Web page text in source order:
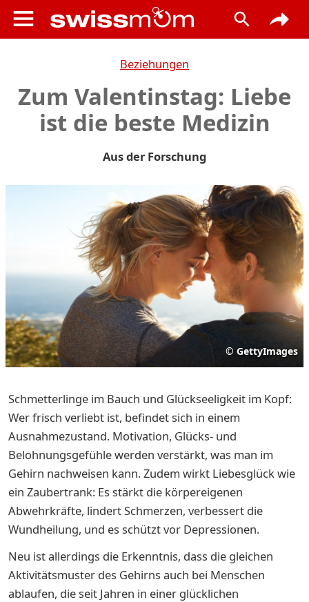
Beziehungen
Zum Valentinstag: Liebe
ist die beste Medizin
Aus der Forschung
© GettyImages
Schmetterlinge im Bauch und Glückseeligkeit im Kopf:
Wer frisch verliebt ist, befindet sich in einem
Ausnahmezustand. Motivation, Glücks- und
Belohnungsgefühle werden verstärkt, was man im
Gehirn nachweisen kann. Zudem wirkt Liebesglück wie
ein Zaubertrank: Es stärkt die körpereigenen
Abwehrkräfte, lindert Schmerzen, verbessert die
Wundheilung, und es schützt vor Depressionen.
Neu ist allerdings die Erkenntnis, dass die gleichen
Aktivitätsmuster des Gehirns auch bei Menschen
ablaufen, die seit Jahren in einer glücklichen